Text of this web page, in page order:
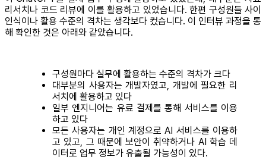
리서치나 코드 리뷰에 이를 활용하고 있었습니다. 한편 구성원들 사이
인식이나 활용 수준의 격차는 생각보다 컸습니다. 이 인터뷰 과정을 통
해 확인한 것은 아래와 같았습니다.
구성원마다 실무에 활용하는 수준의 격차가 크다
대부분의 사용자는 개발자였고, 개발에 필요한 리
서치에 활용하고 있다
일부 엔지니어는 유료 결제를 통해 서비스를 이용
하고 있다
모든 사용자는 개인 계정으로 AI 서비스를 이용하
고 있고, 그 때문에 보안이 취약하거나 AI 학습 데
이터로 업무 정보가 유출될 가능성이 있다.